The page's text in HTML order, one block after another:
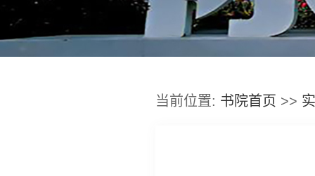
当前位置: 书院首页 >>